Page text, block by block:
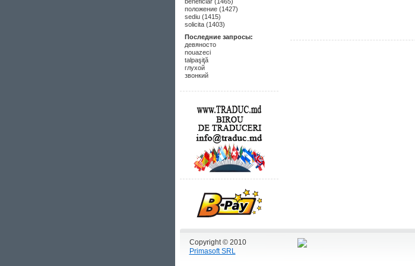
положение (1427)
sediu (1415)
solicita (1403)
Последние запросы:
девяносто
nouazeci
talpaşiţă
глухой
звонкий
Copyright © 2010
Primasoft SRL